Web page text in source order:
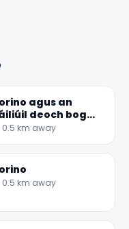
agus an
deoch bog
0.5 km away
0.5 km away